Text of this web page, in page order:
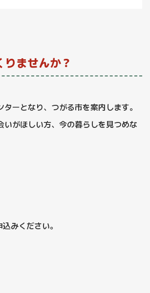
ませんか？
ーとなり、つがる市を案内します。
がほしい方、今の暮らしを見つめな
みください。